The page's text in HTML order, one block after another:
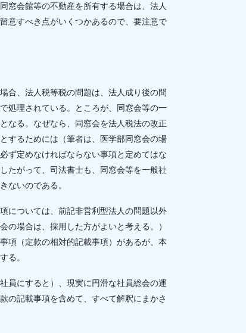
窓会館等の不動産を所有する場合は、法人
意すべき点がいくつかあるので、要注意で
合、法人税等税の問題は、法人成り後の問
処理されている。ところが、同窓会等の一
なる。なぜなら、同窓会を法人税法の改正
するためには（筆者は、医学部同窓会の場
ず定めなければならない事項と定めてはな
たがって、司法書士も、同窓会等を一般社
ないのである。
については、前記非営利型法人の問題以外
場合は、採用した方がよいと考える。）
項（定款の相対的記載事項）があるが、本
る。
員にすると）、現実に円滑な社員総会の運
の記載事項を含めて、すべて解釈にまかさ